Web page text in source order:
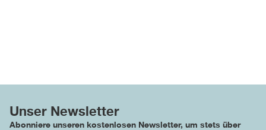
Unser Newsletter
Abonniere unseren kostenlosen Newsletter, um stets über